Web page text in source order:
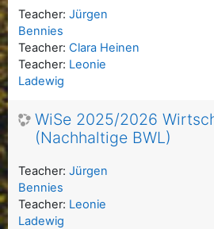
Teacher: Jürgen
Bennies
Teacher: Clara Heinen
Teacher: Leonie
Ladewig
WiSe 2025/2026
(Nachhaltige BWL)
Teacher: Jürgen
Bennies
Teacher: Leonie
Ladewig